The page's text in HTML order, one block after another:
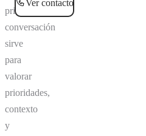
primera
conversación
sirve
para
valorar
prioridades,
contexto
y
Ver contacto